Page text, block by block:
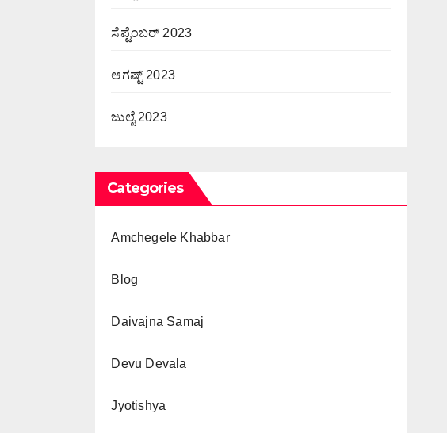
ಸೆಪ್ಟೆಂಬರ್ 2023
ಆಗಷ್ಟ್ 2023
ಜುಲೈ 2023
Categories
Amchegele Khabbar
Blog
Daivajna Samaj
Devu Devala
Jyotishya